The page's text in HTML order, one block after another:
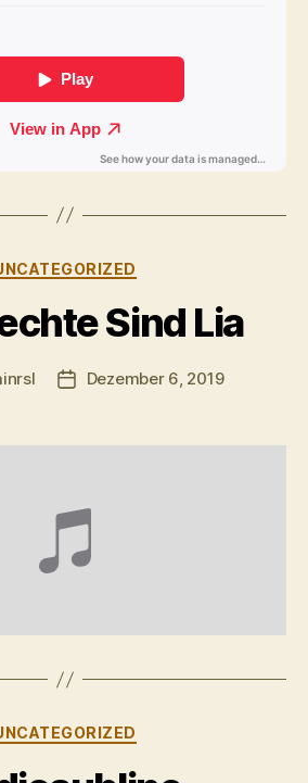
Kategorien
Sind Lia
Beitragsdatum
Dezember 6, 2019
Kategorien